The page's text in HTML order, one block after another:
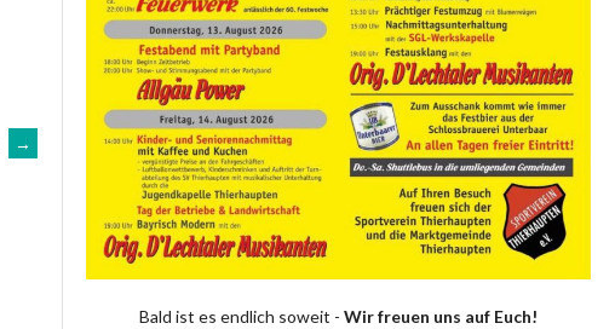
→
Bald ist es endlich soweit -Wir freuen uns auf Euch!